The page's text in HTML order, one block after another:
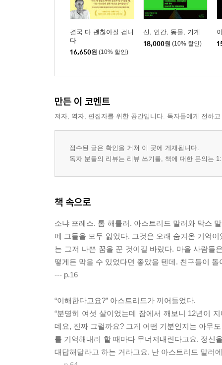
결국 다 괜찮아질 겁니
다
16,650원 (10% 할인)
신, 인간, 동물, 기계
18,000원 (10% 할인)
만든 이 코멘트
저자, 역자, 편집자를 위한 공간입니다. 독자들에게 전하
접수된 글은 확인을 거쳐 이 곳에 게재됩니다.
독자 분들의 리뷰는 리뷰 쓰기를, 책에 대한 문의는
책 속으로
소냐 포레스. 톰 해틀러. 아스트리드 말러와 막스
에 그들을 모두 잃었다. 그것은 오래 숨겨온 기억
는 그저 나쁜 꿈을 꾼 것이길 바랐다. 마을 사람들
떻게든 막을 수 있었다면 좋았을 텐데. 친구들이
--- p.16
“이해한다고요?” 아스트리드가 끼어들었다.
“분명히 여섯 살이었는데 잠에서 깨보니 12년이
데요, 진짜 그럴까요? 그게 어떤 기분인지는 아무
를 기억해내려 할 때마다 무너져내린다고요. 정신
대답해달라고 하는 거라고요. 난 아스트리드 말러